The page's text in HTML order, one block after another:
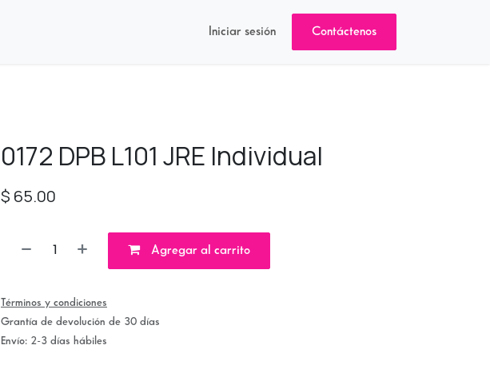
Iniciar sesión Contáctenos
0172 DPB L101 JRE Individual
$ 65.00
Agregar al carrito
Términos y condiciones
Grantía de devolución de 30 días
Envío: 2-3 días hábiles